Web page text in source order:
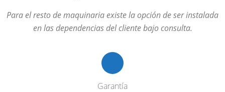
Para el resto de maquinaria existe la opción de ser instalada
en las dependencias del cliente bajo consulta.
Garantía